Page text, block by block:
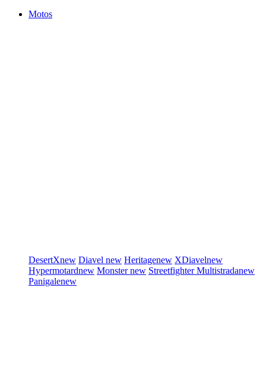
Motos
DesertXnew Diavel new Heritagenew XDiavelnew
Hypermotardnew Monsternew StreetfighterMultistradanew
Panigalenew